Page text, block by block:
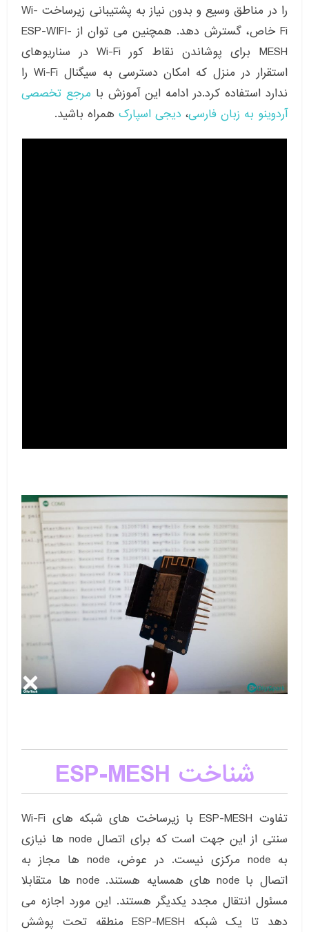
را در مناطق وسیع و بدون نیاز به پشتیبانی زیرساخت Wi-
Fi خاص، گسترش دهد. همچنین می توان از ESP-WIFI-
MESH برای پوشاندن نقاط کور Wi-Fi در سناریوهای
استقرار در منزل که امکان دسترسی به سیگنال Wi-Fi را
ندارد استفاده کرد.در ادامه این آموزش با مرجع تخصصی
آردوینو به زبان فارسی، دیجی اسپارک همراه باشید.
شناخت ESP-MESH
تفاوت ESP-MESH با زیرساخت های شبکه های Wi-Fi
سنتی از این جهت است که برای اتصال node ها نیازی
به node مرکزی نیست. در عوض، node ها مجاز به
اتصال با node های همسایه هستند. node ها متقابلا
مسئول انتقال مجدد یکدیگر هستند. این مورد اجازه می
دهد تا یک شبکه ESP-MESH منطقه تحت پوشش